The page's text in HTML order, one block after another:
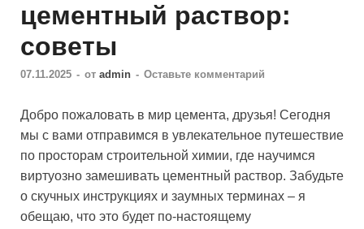
цементный раствор:
советы
07.11.2025 - от admin - Оставьте комментарий
Добро пожаловать в мир цемента, друзья! Сегодня
мы с вами отправимся в увлекательное путешествие
по просторам строительной химии, где научимся
виртуозно замешивать цементный раствор. Забудьте
о скучных инструкциях и заумных терминах – я
обещаю, что это будет по-настоящему